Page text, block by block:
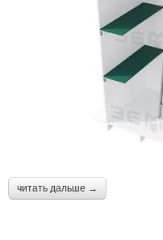
читать дальше →